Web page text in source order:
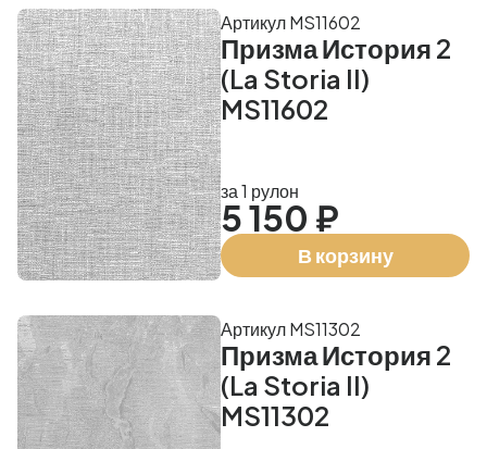
Призма История 2
(La Storia II)
MS11602
Артикул MS11602
за 1 рулон
5 150 ₽
В корзину
Призма История 2
(La Storia II)
MS11302
Артикул MS11302